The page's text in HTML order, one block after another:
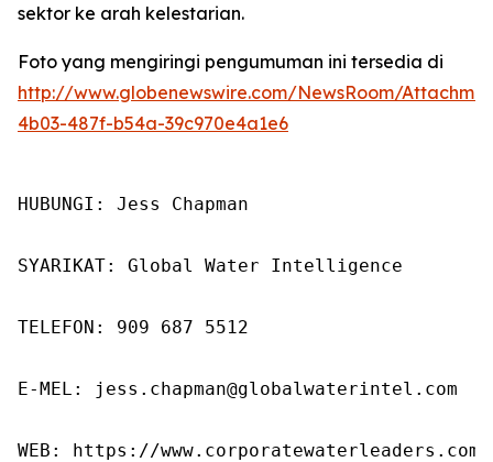
sektor ke arah kelestarian.
Foto yang mengiringi pengumuman ini tersedia di
http://www.globenewswire.com/NewsRoom/
4b03-487f-b54a-39c970e4a1e6
HUBUNGI: Jess Chapman
SYARIKAT: Global Water Intelligence
TELEFON: 909 687 5512
E-MEL: jess.chapman@globalwaterintel.com
WEB: https://www.corporatewaterleaders.com